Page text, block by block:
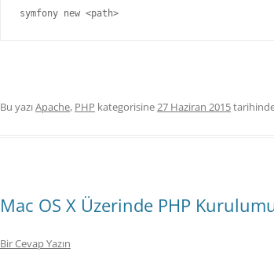
symfony new <path>
Bu yazıApache, PHP kategorisine27 Haziran 2015
Mac OS X Üzerinde PHP
Bir Cevap Yazın